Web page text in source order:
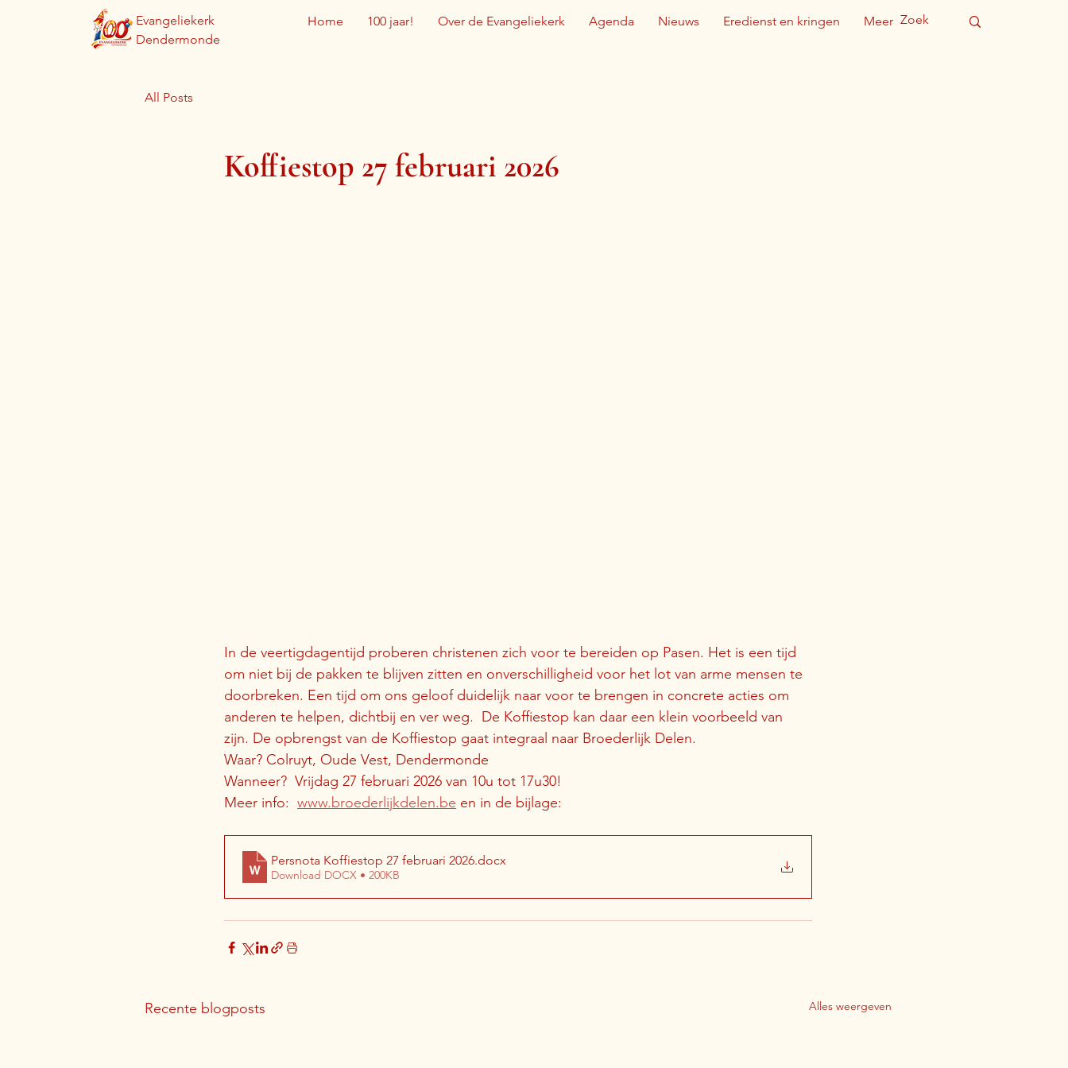
Evangeliekerk
Dendermonde
Home 100 jaar! Over de Evangeliekerk Agenda Nieuws Eredienst en kringen Meer
All Posts
Koffiestop 27 februari 2026
In de veertigdagentijd proberen christenen zich voor te bereiden op Pasen. Het is een tijd
om niet bij de pakken te blijven zitten en onverschilligheid voor het lot van arme mensen te
doorbreken. Een tijd om ons geloof duidelijk naar voor te brengen in concrete acties om
anderen te helpen, dichtbij en ver weg.  De Koffiestop kan daar een klein voorbeeld van
zijn. De opbrengst van de Koffiestop gaat integraal naar Broederlijk Delen.
Waar? Colruyt, Oude Vest, Dendermonde
Wanneer?  Vrijdag 27 februari 2026 van 10u tot 17u30!
Meer info: www.broederlijkdelen.be en in de bijlage:
Persnota Koffiestop 27 februari 2026.docx
Download DOCX • 200KB
Recente blogposts Alles weergeven